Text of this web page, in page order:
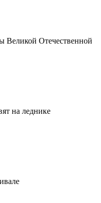
Великой Отечественной
на леднике